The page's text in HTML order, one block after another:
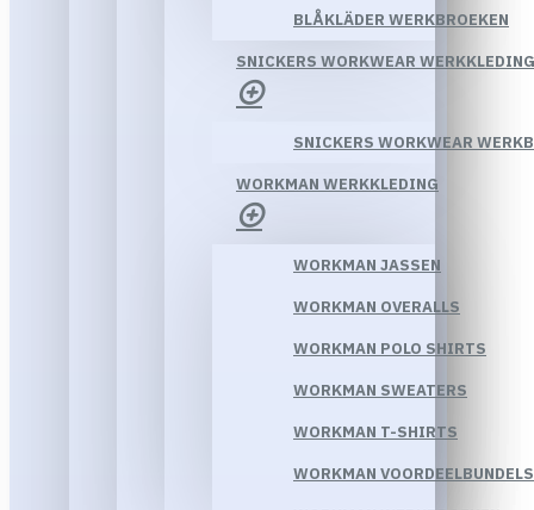
BLÅKLÄDER WERKBROEKEN
SNICKERS WORKWEAR WERKKLEDING
SNICKERS WORKWEAR
WORKMAN WERKKLEDING
WORKMAN JASSEN
WORKMAN OVERALLS
WORKMAN POLO SHIRTS
WORKMAN SWEATERS
WORKMAN T-SHIRTS
WORKMAN VOORDEELBUNDELS